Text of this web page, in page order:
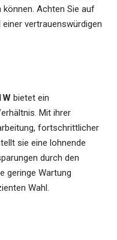
Achten Sie auf
vertrauenswürdigen
bietet ein
Mit ihrer
fortschrittlicher
sie eine lohnende
durch den
geringe Wartung
Wahl.